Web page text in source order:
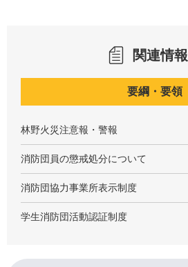
関連情報
要綱・要領
林野火災注意報・警報
消防団員の懲戒処分について
消防団協力事業所表示制度
学生消防団活動認証制度